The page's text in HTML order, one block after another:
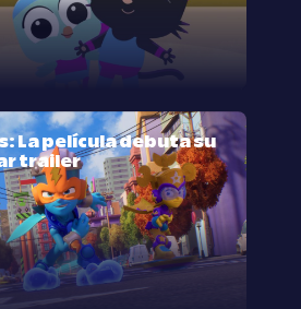
La película debuta su
trailer